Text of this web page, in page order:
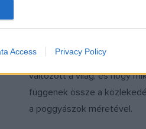
to analytics like cookies on
related to personalization.
related to security, including
Access Privacy Policy
körbeutazza a Földet Verne
című regényében.
változott a világ, és hogy
függenek össze a
a poggyászok méretével.